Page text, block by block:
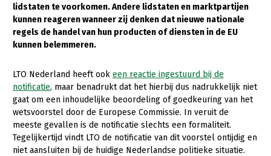
Bodem en water
Platteland en omgeving
Internationaal
Sectoren
Dier
Biologische Landbouw
Plant
lidstaten te voorkomen. Andere lidstaten en marktpartijen
kunnen reageren wanneer zij denken dat nieuwe nationale
regels de handel van hun producten of diensten in de EU
kunnen belemmeren.
LTO Nederland heeft ook een reactie ingestuurd bij de
notificatie, maar benadrukt dat het hierbij dus nadrukkelijk niet
gaat om een inhoudelijke beoordeling of goedkeuring van het
wetsvoorstel door de Europese Commissie. In veruit de
meeste gevallen is de notificatie slechts een formaliteit.
Tegelijkertijd vindt LTO de notificatie van dit voorstel ontijdig en
niet aansluiten bij de huidige Nederlandse politieke situatie.